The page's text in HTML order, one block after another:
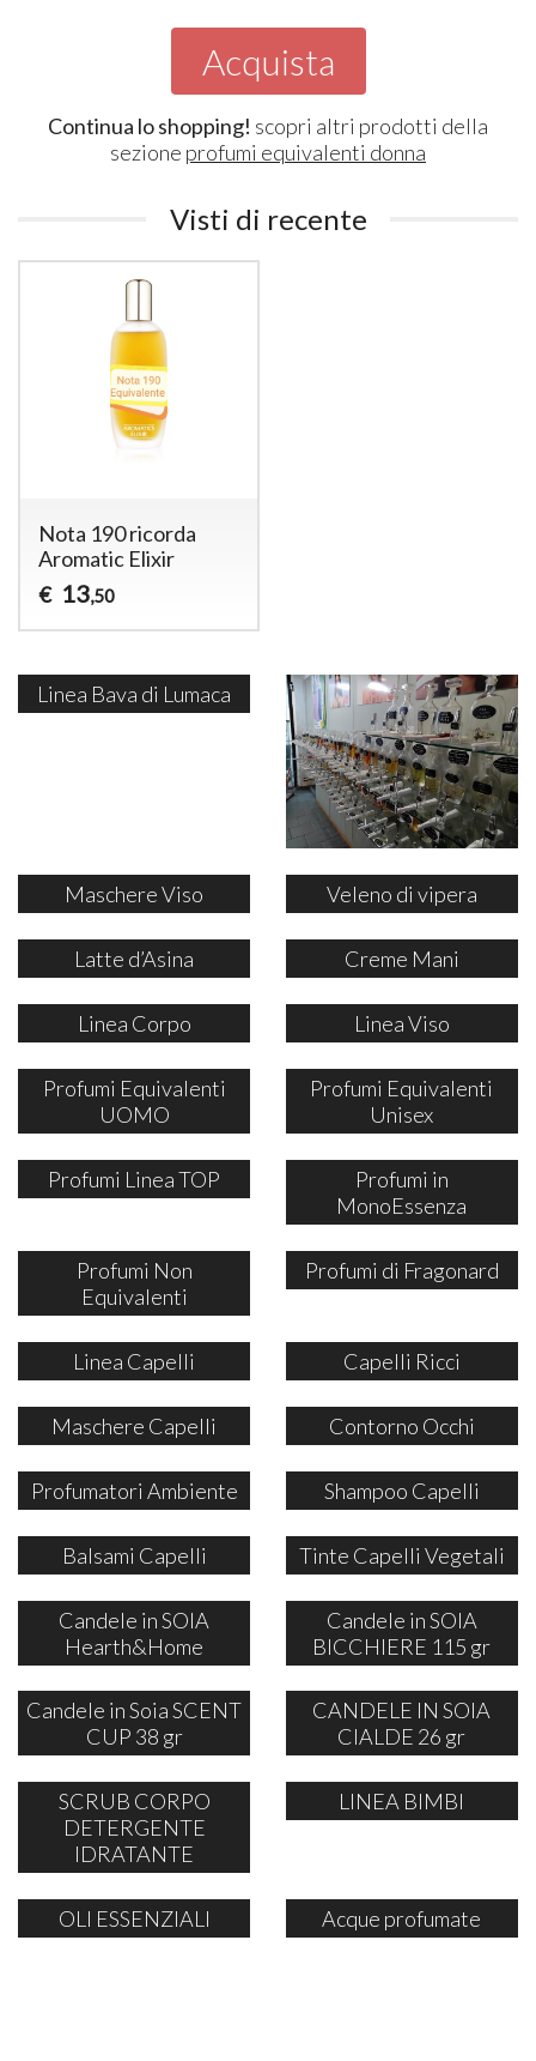
Acquista
Continua lo shopping! scopri altri prodotti della
sezione profumi equivalenti donna
Visti di recente
Nota 190 ricorda
Aromatic Elixir
€ 13,50
Linea Bava di Lumaca
Maschere Viso Veleno di vipera
Latte d’Asina Creme Mani
Linea Corpo Linea Viso
Profumi Equivalenti
UOMO
Profumi Equivalenti
Unisex
Profumi Linea TOP
Profumi in
MonoEssenza
Profumi Non
Equivalenti
Profumi di Fragonard
Linea Capelli Capelli Ricci
Maschere Capelli Contorno Occhi
Profumatori Ambiente Shampoo Capelli
Balsami Capelli Tinte Capelli Vegetali
Candele in SOIA
Hearth&Home
Candele in SOIA
BICCHIERE 115 gr
Candele in Soia SCENT
CUP 38 gr
CANDELE IN SOIA
CIALDE 26 gr
SCRUB CORPO
DETERGENTE
IDRATANTE
LINEA BIMBI
OLI ESSENZIALI Acque profumate